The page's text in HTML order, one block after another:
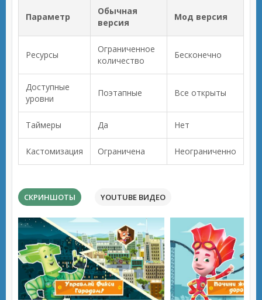
Параметр
Обычная
версия
Мод версия
Ресурсы
Ограниченное
количество
Бесконечно
Доступные
уровни
Поэтапные Все открыты
Таймеры Да Нет
Кастомизация Ограничена Неограниченно
СКРИНШОТЫ YOUTUBE ВИДЕО